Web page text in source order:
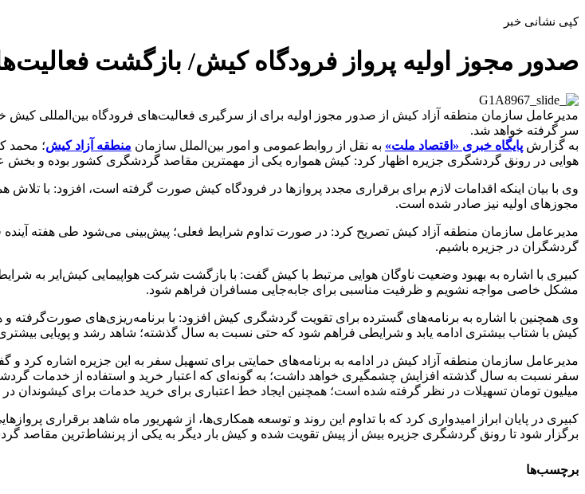
کپی نشانی خبر
صدور مجوز اولیه پرواز فرودگاه کیش/ بازگشت
مدیرعامل سازمان منطقه آزاد کیش از صدور مجوز اولیه برای از سرگیری فعالیت‌های فرودگاه بین‌المللی کیش
سر گرفته خواهد شد.
به گزارش پایگاه خبری «اقتصاد ملت» به نقل از روابط‌عمومی و امور بین‌الملل سازمان منطقه آزاد کیش؛ محمد
هوایی در رونق گردشگری جزیره اظهار کرد: کیش همواره یکی از مهمترین مقاصد گردشگری کشور بوده و بخش
وی با بیان اینکه اقدامات لازم برای برقراری مجدد پروازها در فرودگاه کیش صورت گرفته است، افزود: با
مجوزهای اولیه نیز صادر شده است.
مدیرعامل سازمان منطقه آزاد کیش تصریح کرد: در صورت تداوم شرایط فعلی؛ پیش‌بینی می‌شود طی هفته آینده
گردشگران در جزیره باشیم.
کبیری با اشاره به بهبود وضعیت ناوگان هوایی مرتبط با کیش گفت: با بازگشت شرکت هواپیمایی کیش‌ایر به
مشکل خاصی مواجه نشویم و ظرفیت مناسبی برای جابه‌جایی مسافران فراهم شود.
وی همچنین با اشاره به برنامه‌های گسترده برای تقویت گردشگری کیش افزود: با برنامه‌ریزی‌های
کیش با شتاب بیشتری ادامه یابد و شرایطی فراهم شود که حتی نسبت به سال گذشته؛ شاهد رشد و پویایی
مدیرعامل سازمان منطقه آزاد کیش در ادامه به برنامه‌های حمایتی برای تسهیل سفر به این جزیره اشاره
میلیون تومان تسهیلات در نظر گرفته شده است؛ همچنین ایجاد خط اعتباری برای خرید خدمات برای کیشوندان در
کبیری در پایان ابراز امیدواری کرد که با تداوم این روند و توسعه همکاری‌ها، از شهریور ماه شاهد برقراری
برگزار شود تا رونق گردشگری جزیره بیش از پیش تقویت شده و کیش بار دیگر به یکی از پرنشاط‌ترین مقاصد
برچسب‌ها